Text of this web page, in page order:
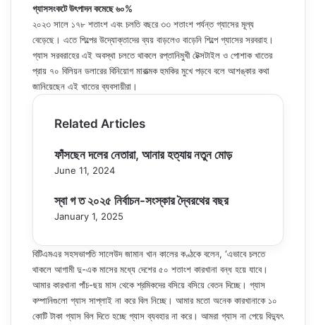
গ্যাসসংকটে উৎপাদন কমেছে ৬০%
২০২৩ সালে ১৭৮ শতাংশ এবং চলতি বছরে ৩৩ শতাংশ পর্যন্ত গ্যাসের মূল্য
বেড়েছে। এতে শিল্পের উদ্যোক্তাদের ব্যয় বাড়লেও বাড়েনি শিল্পে গ্যাসের সরবরাহ।
গ্যাস সরবরাহের এই অবস্থা চলতে থাকলে রপ্তানিমুখী টেক্সটাইল ও পোশাক খাতের
প্রায় ৭০ বিলিয়ন ডলারের বিনিয়োগ মারাত্মক হুমকির মুখে পড়বে বলে আশঙ্কার কথা
জানিয়েছেন এই খাতের ব্যবসায়ীরা।
Related Articles
ফাঁসছেন দলের নেতারা, আনার হত্যায় নতুন মোড়
June 11, 2024
স্বা গ ত ২০২৫ নির্বাচন-সংস্কার দ্বৈরথের বছর
January 1, 2025
বিটিএমএর সহসভাপতি সালেউদ জামান খান কালের কণ্ঠকে বলেন, ‘এভাবে চলতে
থাকলে আগামী দু-এক মাসের মধ্যে দেশের ৫০ শতাংশ কারখানা বন্ধ হয়ে যাবে।
আমার কারখানা পাঁচ-ছয় মাস থেকে শ্রমিকদের বসিয়ে বসিয়ে বেতন দিচ্ছে। গ্যাস
কম্পানিগুলো গ্যাস সাপ্লাই না করে বিল নিচ্ছে। আমার মতো অনেক কারখানাকে ১০
কোটি টাকা গ্যাস বিল দিতে হচ্ছে গ্যাস ব্যবহার না করে। আমরা গ্যাস না পেয়ে বিদ্যুৎ